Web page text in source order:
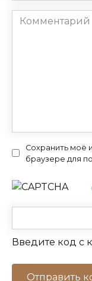
Комментарий
Сохранить моё
браузере для
Введите код с